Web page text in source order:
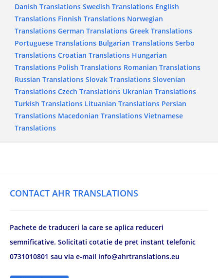
Danish Translations Swedish Translations English
Translations Finnish Translations Norwegian
Translations German Translations Greek Translations
Portuguese Translations Bulgarian Translations Serbo
Translations Croatian Translations Hungarian
Translations Polish Translations Romanian Translations
Russian Translations Slovak Translations Slovenian
Translations Czech Translations Ukranian Translations
Turkish Translations Lituanian Translations Persian
Translations Macedonian Translations Vietnamese
Translations
CONTACT AHR TRANSLATIONS
Pachete de traduceri la care se aplica reduceri
semnificative. Solicitati cotatie de pret instant telefonic
0731010801 sau via e-mail info@ahrtranslations.eu